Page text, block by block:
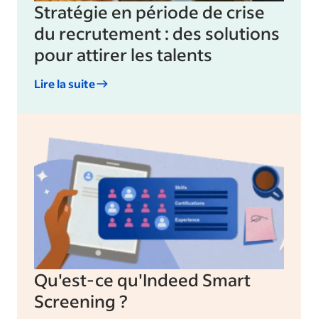
Stratégie en période de crise
du recrutement : des solutions
pour attirer les talents
Lire la suite
Qu'est-ce qu'Indeed Smart
Screening ?